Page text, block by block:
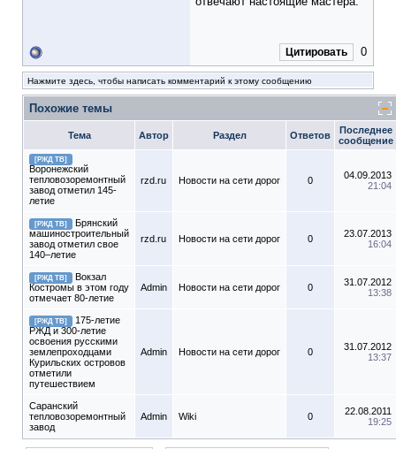
Цитировать 0
Нажмите здесь, чтобы написать комментарий к этому сообщению
Похожие темы
Тема Автор Раздел Ответов
Последнее
сообщение
[РЖД ТВ]
Воронежский
тепловозоремонтный
завод отметил 145-
летие
rzd.ru Новости на сети дорог 0
04.09.2013
21:04
[РЖД ТВ]
Брянский
машиностроительный
завод отметил свое
140–летие
rzd.ru Новости на сети дорог 0
23.07.2013
16:04
[РЖД ТВ]
Вокзал
Костромы в этом году
отмечает 80-летие
Admin Новости на сети дорог 0
31.07.2012
13:38
[РЖД ТВ]
175-летие
РЖД и 300-летие
освоения русскими
землепроходцами
Курильских островов
отметили
путешествием
Admin Новости на сети дорог 0
31.07.2012
13:37
Саранский
тепловозоремонтный
завод
Admin Wiki 0
22.08.2011
19:25